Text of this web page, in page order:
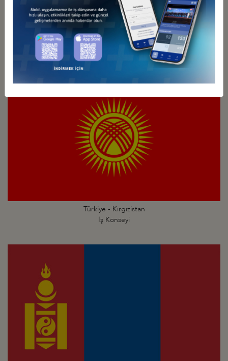
Türkiye - Kazakistan
Türkiye - Kırgızistan
İş Konseyi